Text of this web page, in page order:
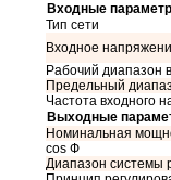
Входные
Тип сети
Входное
Рабочий диапазон
Предельный
Частота входного
Выходные
Номинальная
cos Ф
Диапазон системы